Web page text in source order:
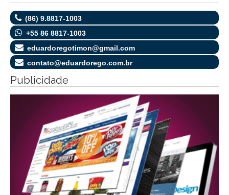
(86) 9.8817-1003
+55 86 8817-1003
eduardoregotimon@gmail.com
contato@eduardorego.com.br
Publicidade